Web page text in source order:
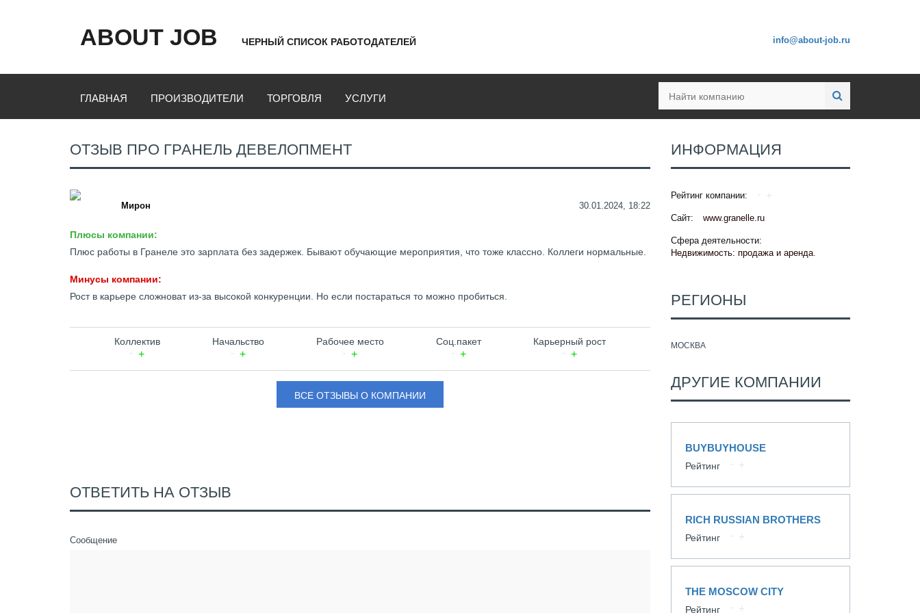
ABOUT JOB ЧЕРНЫЙ СПИСОК РАБОТОДАТЕЛЕЙ info@about-job.ru
ГЛАВНАЯ ПРОИЗВОДИТЕЛИ ТОРГОВЛЯ УСЛУГИ
ОТЗЫВ ПРО ГРАНЕЛЬ ДЕВЕЛОПМЕНТ
Мирон 30.01.2024, 18:22
Плюсы компании:
Плюс работы в Гранеле это зарплата без задержек. Бывают обучающие мероприятия, что тоже классно. Коллеги нормальные.
Минусы компании:
Рост в карьере сложноват из-за высокой конкуренции. Но если постараться то можно пробиться.
Коллектив Начальство Рабочее место Соц.пакет Карьерный рост
ВСЕ ОТЗЫВЫ О КОМПАНИИ
ОТВЕТИТЬ НА ОТЗЫВ
Сообщение
ИНФОРМАЦИЯ
Рейтинг компании:
Сайт: www.granelle.ru
Сфера деятельности:
Недвижимость: продажа и аренда.
РЕГИОНЫ
МОСКВА
ДРУГИЕ КОМПАНИИ
BUYBUYHOUSE
Рейтинг
RICH RUSSIAN BROTHERS
Рейтинг
THE MOSCOW CITY
Рейтинг